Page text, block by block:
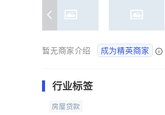
暂无商家介绍 成为精英商家
行业标签
房屋贷款